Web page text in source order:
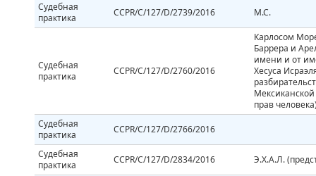
Судебная
практика
CCPR/C/127/D/2739/2016 М.С.
Судебная
практика
CCPR/C/127/D/2760/2016
Карлосом
Баррера и
имени и от
Хесуса
прав
Судебная
практика
CCPR/C/127/D/2766/2016
Судебная
практика
CCPR/C/127/D/2834/2016 Э.Х.A.Л.